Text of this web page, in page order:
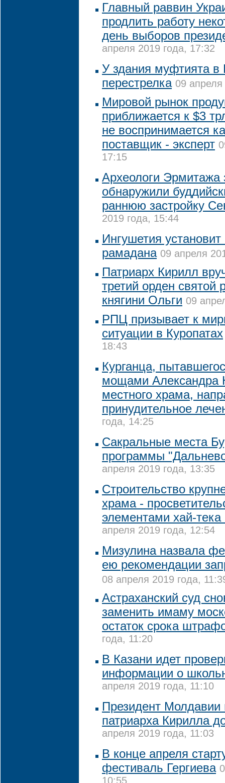
Главный раввин
продлить работу
день выборов
апреля 2019 года, 17:32
У здания муфтията в
перестрелка 09
Мировой рынок
приближается к $3
не воспринимается
поставщик - эксперт
17:15
Археологи Эрмитажа
обнаружили
раннюю застройку
2019 года, 15:44
Ингушетия
рамадана 09 апреля
Патриарх Кирилл
третий орден святой
княгини Ольги 09
РПЦ призывает к
ситуации в Куропатах
18:43
Курганца,
мощами Александра
местного храма,
принудительное
года, 14:25
Сакральные места
программы
апреля 2019 года, 13:35
Строительство
храма -
элементами хай-
апреля 2019 года, 12:54
Мизулина назвала
ею рекомендации
08 апреля 2019 года,
Астраханский суд
заменить имаму
остаток срока
года, 11:20
В Казани идет
информации о
апреля 2019 года, 11:10
Президент Молдавии
патриарха Кирилла
апреля 2019 года, 11:03
В конце апреля
фестиваль Гергиева